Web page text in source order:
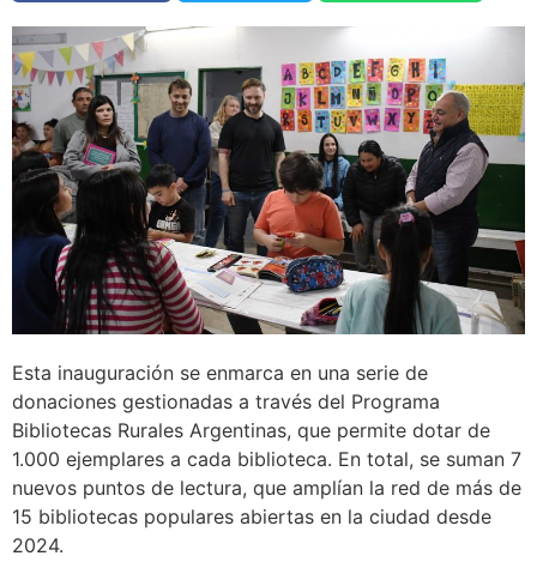
Esta inauguración se enmarca en una serie de
donaciones gestionadas a través del Programa
Bibliotecas Rurales Argentinas, que permite dotar de
1.000 ejemplares a cada biblioteca. En total, se suman 7
nuevos puntos de lectura, que amplían la red de más de
15 bibliotecas populares abiertas en la ciudad desde
2024.